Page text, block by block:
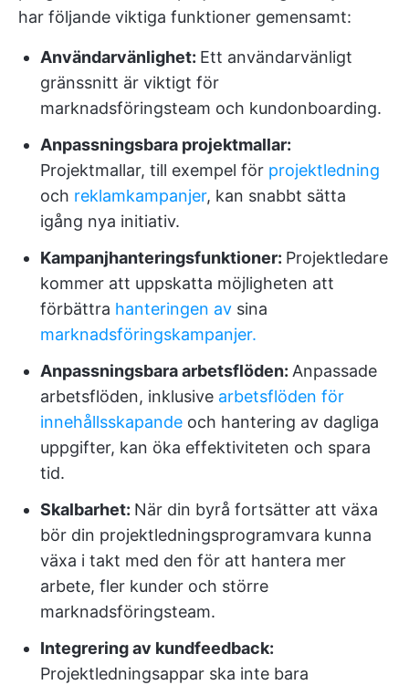
har följande viktiga funktioner gemensamt:
Användarvänlighet: Ett användarvänligt
gränssnitt är viktigt för
marknadsföringsteam och kundonboarding.
Anpassningsbara projektmallar:
Projektmallar, till exempel för projektledning
och reklamkampanjer, kan snabbt sätta
igång nya initiativ.
Kampanjhanteringsfunktioner: Projektledare
kommer att uppskatta möjligheten att
förbättra hanteringen av sina
marknadsföringskampanjer.
Anpassningsbara arbetsflöden: Anpassade
arbetsflöden, inklusive arbetsflöden för
innehållsskapande och hantering av dagliga
uppgifter, kan öka effektiviteten och spara
tid.
Skalbarhet: När din byrå fortsätter att växa
bör din projektledningsprogramvara kunna
växa i takt med den för att hantera mer
arbete, fler kunder och större
marknadsföringsteam.
Integrering av kundfeedback:
Projektledningsappar ska inte bara